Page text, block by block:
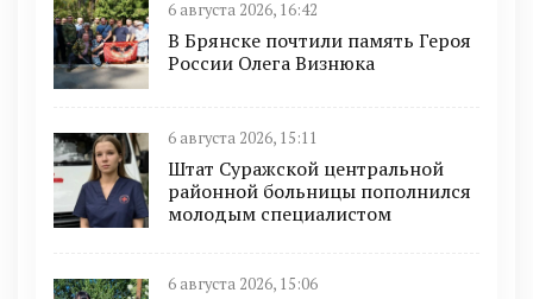
6 августа 2026, 16:42
В Брянске почтили память Героя
России Олега Визнюка
6 августа 2026, 15:11
Штат Суражской центральной
районной больницы пополнился
молодым специалистом
6 августа 2026, 15:06